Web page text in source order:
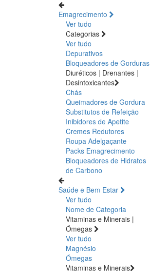
Emagrecimento
Ver tudo
Categorias
Ver tudo
Depurativos
Bloqueadores de Gorduras
Diuréticos | Drenantes |
Desintoxicantes
Chás
Queimadores de Gordura
Substitutos de Refeição
Inibidores de Apetite
Cremes Redutores
Roupa Adelgaçante
Packs Emagrecimento
Bloqueadores de Hidratos
de Carbono
Saúde e Bem Estar
Ver tudo
Nome de Categoria
Vitaminas e Minerais |
Ómegas
Ver tudo
Magnésio
Ómegas
Vitaminas e Minerais